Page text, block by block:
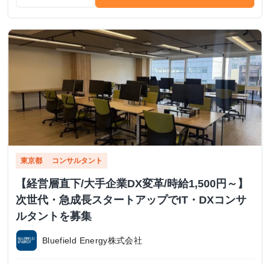
東京都 コンサルタント
【経営層直下/大手企業DX変革/時給1,500円～】
次世代・急成長スタートアップでIT・DXコンサ
ルタントを募集
Bluefield Energy株式会社